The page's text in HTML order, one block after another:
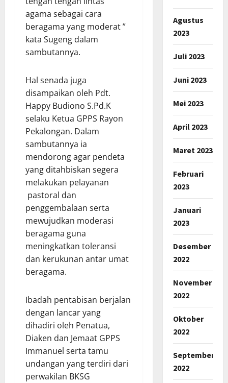
agama sebagai cara
beragama yang moderat ”
kata Sugeng dalam
sambutannya.
Hal senada juga
disampaikan oleh Pdt.
Happy Budiono S.Pd.K
selaku Ketua GPPS Rayon
Pekalongan. Dalam
sambutannya ia
mendorong agar pendeta
yang ditahbiskan segera
melakukan pelayanan
pastoral dan
penggembalaan serta
mewujudkan moderasi
beragama guna
meningkatkan toleransi
dan kerukunan antar umat
beragama.
Ibadah pentabisan berjalan
dengan lancar yang
dihadiri oleh Penatua,
Diaken dan Jemaat GPPS
Immanuel serta tamu
undangan yang terdiri dari
perwakilan BKSG
Agustus
2023
Juli 2023
Juni 2023
Mei 2023
April 2023
Maret 2023
Februari
2023
Januari
2023
Desember
2022
November
2022
Oktober
2022
September
2022